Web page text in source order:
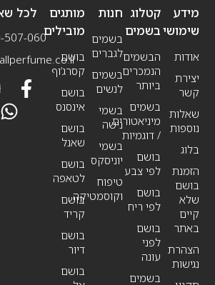
מידע
שימושי
אודות
יצירת
קשר
שאלות
נוספות
בלוג
הזמנת
בושם
שלא
קיים
באתר
הצהרת
נגישות
חנות
בשמים
לגברים
בשמים
לנשים
בשמי
נישה
בשמי
יוניסקס
טיפוח
וקוסמטיקה
קטלוג
בשמים
הבשמים
הנמכרים
ביותר
בשמים
מיניאטורים
/ דוגמיות
בושם
לפי צבע
בושם
לפי ריח
בושם
לפני
עונה
בשמים
מותגים
מובילים
בושם
קסרג’וף
בושם
אינסנס
בושם
שאנל
בושם
לטאפה
בושם
קריד
בושם
דיור
בושם
לכל
507-060